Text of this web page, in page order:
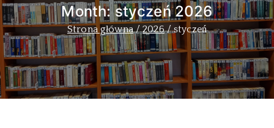
Month:styczeń 2026
Strona główna 2026 styczeń